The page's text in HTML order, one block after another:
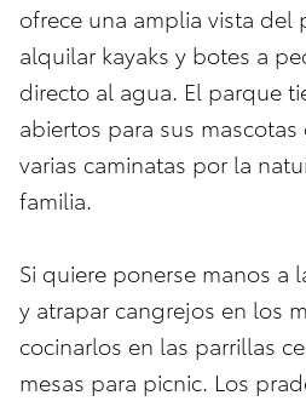
ofrece una amplia vista del
alquilar kayaks y botes a
directo al agua. El parque
abiertos para sus
varias caminatas por la
familia.
Si quiere ponerse manos a
y atrapar cangrejos en los
cocinarlos en las parrillas
mesas para picnic. Los